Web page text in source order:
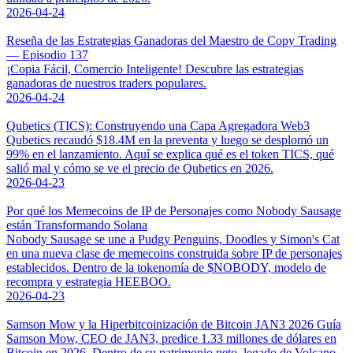
2026-04-24
Reseña de las Estrategias Ganadoras del Maestro de Copy Trading
— Episodio 137
¡Copia Fácil, Comercio Inteligente! Descubre las estrategias
ganadoras de nuestros traders populares.
2026-04-24
Qubetics (TICS): Construyendo una Capa Agregadora Web3
Qubetics recaudó $18.4M en la preventa y luego se desplomó un
99% en el lanzamiento. Aquí se explica qué es el token TICS, qué
salió mal y cómo se ve el precio de Qubetics en 2026.
2026-04-23
Por qué los Memecoins de IP de Personajes como Nobody Sausage
están Transformando Solana
Nobody Sausage se une a Pudgy Penguins, Doodles y Simon's Cat
en una nueva clase de memecoins construida sobre IP de personajes
establecidos. Dentro de la tokenomía de $NOBODY, modelo de
recompra y estrategia HEEBOO.
2026-04-23
Samson Mow y la Hiperbitcoinización de Bitcoin JAN3 2026 Guía
Samson Mow, CEO de JAN3, predice 1.33 millones de dólares en